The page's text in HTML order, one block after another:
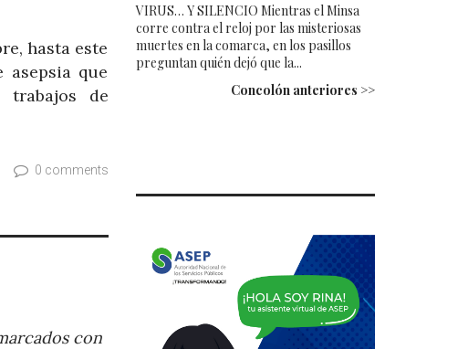
hasta este
que
trabajos de
0 comments
con
VIRUS… Y SILENCIO Mientras el Minsa
corre contra el reloj por las misteriosas
muertes en la comarca, en los pasillos
preguntan quién dejó que la...
Concolón anteriores >>